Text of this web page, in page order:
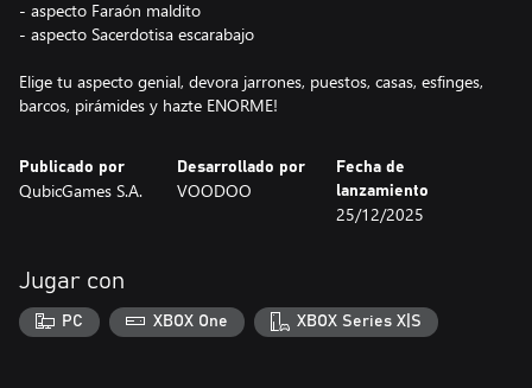
- aspecto Faraón maldito
- aspecto Sacerdotisa escarabajo
Elige tu aspecto genial, devora jarrones, puestos, casas, esfinges,
Publicado por
QubicGames S.A.
Desarrollado por
VOODOO
Fecha de
lanzamiento
25/12/2025
Jugar con
PC XBOX One XBOX Series X|S